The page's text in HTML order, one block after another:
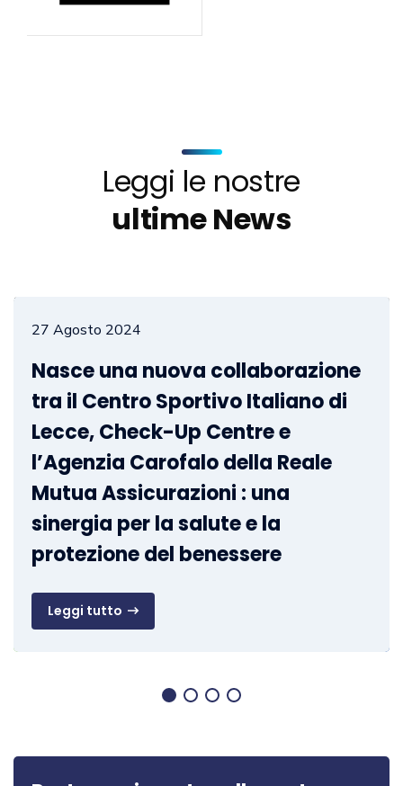
Leggi le nostre
ultime News
27 Agosto 2024
Nasce una nuova collaborazione
tra il Centro Sportivo Italiano di
Lecce, Check-Up Centre e
l’Agenzia Carofalo della Reale
Mutua Assicurazioni : una
sinergia per la salute e la
protezione del benessere
Leggi tutto